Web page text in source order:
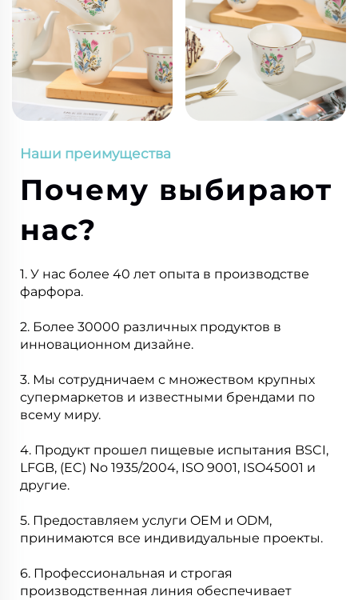
Наши преимущества
Почему выбирают
нас?
1. У нас более 40 лет опыта в производстве
фарфора.
2. Более 30000 различных продуктов в
инновационном дизайне.
3. Мы сотрудничаем с множеством крупных
супермаркетов и известными брендами по
всему миру.
4. Продукт прошел пищевые испытания BSCI,
LFGB, (EC) No 1935/2004, ISO 9001, ISO45001 и
другие.
5. Предоставляем услуги OEM и ODM,
принимаются все индивидуальные проекты.
6. Профессиональная и строгая
производственная линия обеспечивает